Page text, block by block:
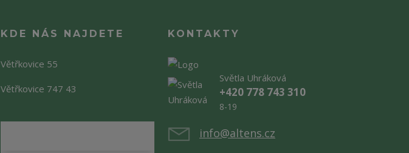
KDE NÁS NAJDETE
Větřkovice 55
Větřkovice 747 43
KONTAKTY
Světla Uhráková
+420 778 743 310
8-19
info@altens.cz